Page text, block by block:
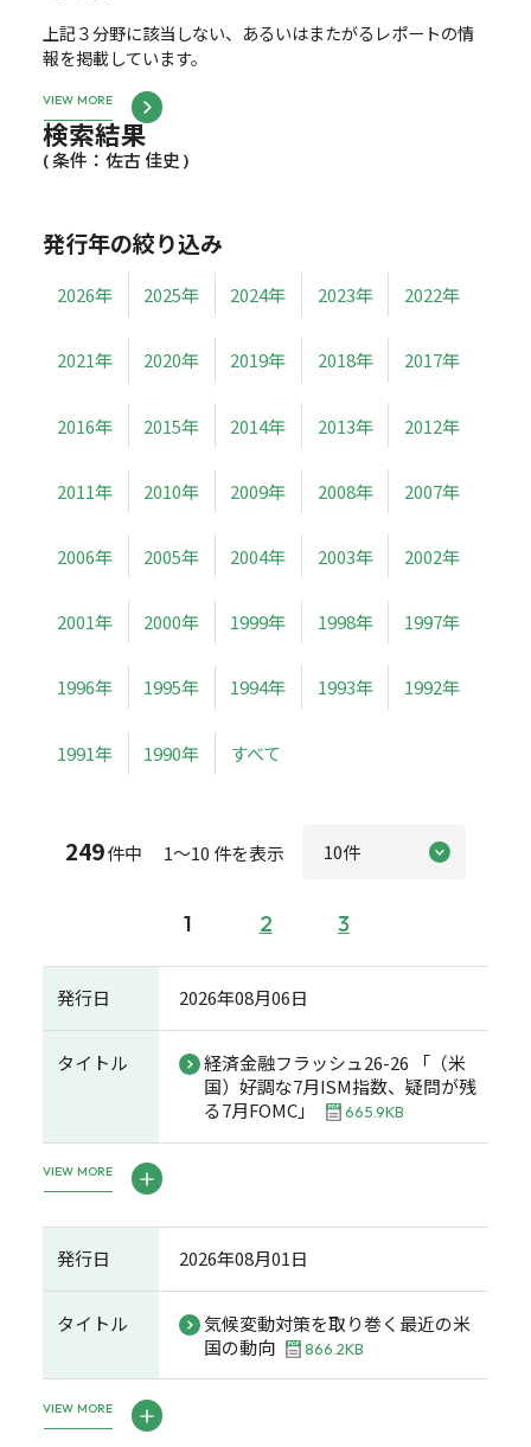
上記３分野に該当しない、あるいはまたがるレポートの情
報を掲載しています。
VIEW MORE
検索結果
( 条件：佐古 佳史 )
発行年の絞り込み
2026年 2025年 2024年 2023年 2022年
2021年 2020年 2019年 2018年 2017年
2016年 2015年 2014年 2013年 2012年
2011年 2010年 2009年 2008年 2007年
2006年 2005年 2004年 2003年 2002年
2001年 2000年 1999年 1998年 1997年
1996年 1995年 1994年 1993年 1992年
1991年 1990年 すべて
249件中 1～10 件を表示
1 2 3
発行日 2026年08月06日
タイトル
経済金融フラッシュ26-26 「（米
国）好調な7月ISM指数、疑問が残
る7月FOMC」
665.9KB
VIEW MORE
発行日 2026年08月01日
タイトル
気候変動対策を取り巻く最近の米
国の動向
866.2KB
VIEW MORE